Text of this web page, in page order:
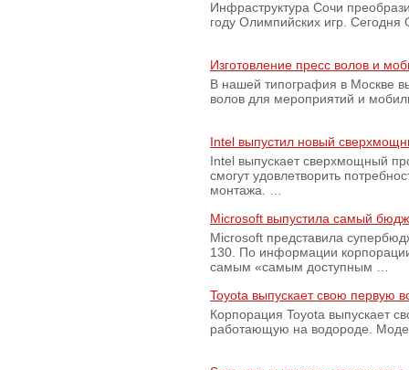
Инфраструктура Сочи
году Олимпийских игр.
Изготовление пресс волов и
В нашей типография в Москве
волов для мероприятий и
Intel выпустил новый
Intel выпускает сверхмощный
смогут удовлетворить
монтажа. …
Microsoft выпустила самый
Microsoft представила
130. По информации
самым «самым доступным …
Toyota выпускает свою первую
Корпорация Toyota выпускает
работающую на водороде.